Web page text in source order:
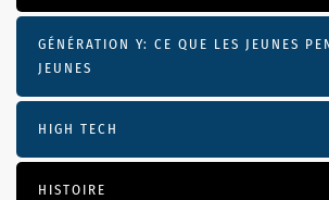
GÉNÉRATION Y: CE QUE LES JEUNES
JEUNES
HIGH TECH
HISTOIRE